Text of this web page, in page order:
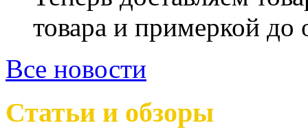
товара и примеркой
Все новости
Статьи и обзоры